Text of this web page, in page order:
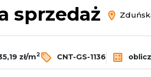
sprzedaż
zł/m2 CNT-GS-1136